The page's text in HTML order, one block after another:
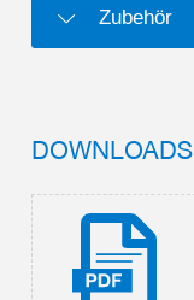
Zubehör
DOWNLOADS